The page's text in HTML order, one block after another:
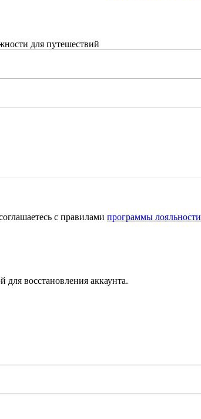
для путешествий
с правилами программы лояльности
восстановления аккаунта.